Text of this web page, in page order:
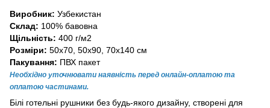
Виробник: Узбекистан
Склад: 100% бавовна
Щільність: 400 г/м2
Розміри: 50х70, 50х90, 70х140 см
Пакування: ПВХ пакет
Необхідно уточнювати наявність перед онлайн-оплатою та
оплатою частинами.
Білі готельні рушники без будь-якого дизайну, створені для